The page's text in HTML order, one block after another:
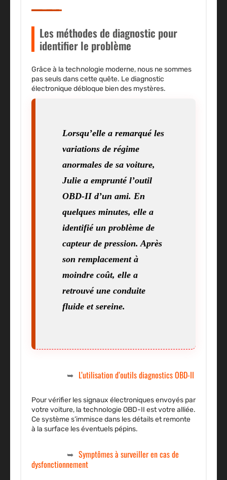
Les méthodes de diagnostic pour
identifier le problème
Grâce à la technologie moderne, nous ne sommes
pas seuls dans cette quête. Le diagnostic
électronique débloque bien des mystères.
Lorsqu’elle a remarqué les
variations de régime
anormales de sa voiture,
Julie a emprunté l’outil
OBD-II d’un ami. En
quelques minutes, elle a
identifié un problème de
capteur de pression. Après
son remplacement à
moindre coût, elle a
retrouvé une conduite
fluide et sereine.
L’utilisation d’outils diagnostics OBD-II
Pour vérifier les signaux électroniques envoyés par
votre voiture, la technologie OBD-II est votre alliée.
Ce système s’immisce dans les détails et remonte
à la surface les éventuels pépins.
Symptômes à surveiller en cas de
dysfonctionnement